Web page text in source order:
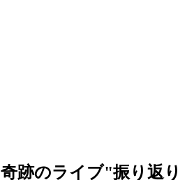
跡のライブ"振り返り